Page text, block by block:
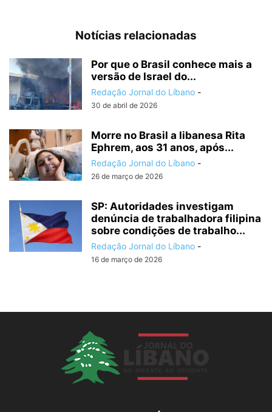
Notícias relacionadas
Por que o Brasil conhece mais a
versão de Israel do...
Redação Jornal do Líbano -
30 de abril de 2026
Morre no Brasil a libanesa Rita
Ephrem, aos 31 anos, após...
Redação Jornal do Líbano -
26 de março de 2026
SP: Autoridades investigam
denúncia de trabalhadora filipina
sobre condições de trabalho...
Redação Jornal do Líbano -
16 de março de 2026